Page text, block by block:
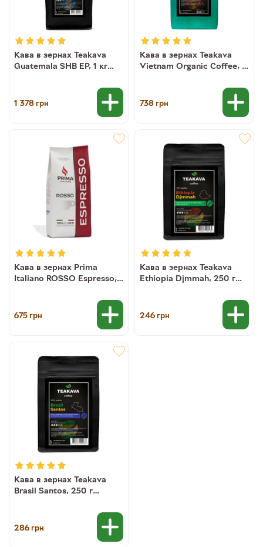
Кава в зернах Teakava
Guatemala SHB EP, 1 кг
1 378грн
Кава в зернах Teakava
Vietnam Organic Coffee, 1
738грн
Кава в зернах Prima
Italiano ROSSO Espresso, 1
675грн
Кава в зернах Teakava
Ethiopia Djmmah, 250 г
246грн
Кава в зернах Teakava
Brasil Santos, 250 г
286грн